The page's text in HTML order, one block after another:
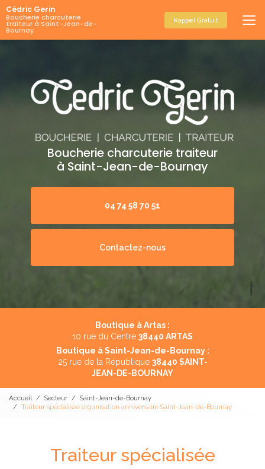
Aller
au
contenu
principal
Cédric Gerin
Boucherie charcuterie
traiteur à Saint-Jean-de-
Bournay
Rappel Gratuit
Boucherie charcuterie traiteur
à Saint-Jean-de-Bournay
04 74 58 70 51
Contactez-nous
Boutique à Artas :
10 rue du Centre 38440 ARTAS
Boutique à Saint-Jean-de-Bournay :
25 rue de la République 38440 SAINT-
JEAN-DE-BOURNAY
Accueil Secteur
Saint-Jean-de-Bournay
Traiteur spécialisée organisation anniversaire Saint-Jean-de-Bournay
Traiteur spécialisée